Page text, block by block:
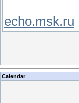
echo.msk.ru
Calendar